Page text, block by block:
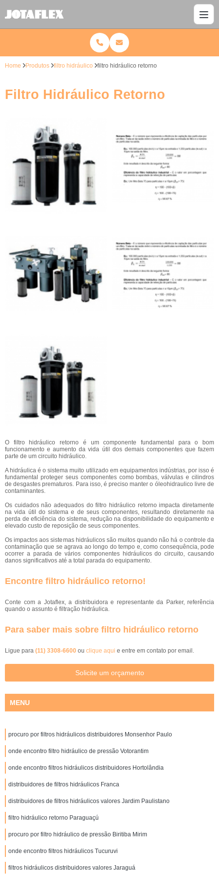
Home Produtos filtro hidráulico filtro hidráulico retorno
Filtro Hidráulico Retorno
O filtro hidráulico retorno é um componente fundamental para o bom
funcionamento e aumento da vida útil dos demais componentes que fazem
parte de um circuito hidráulico.
A hidráulica é o sistema muito utilizado em equipamentos indústrias, por isso é
fundamental proteger seus componentes como bombas, válvulas e cilindros
de desgastes prematuros. Para isso, é preciso manter o óleohidraulico livre de
contaminantes.
Os cuidados não adequados do filtro hidráulico retorno impacta diretamente
na vida útil do sistema e de seus componentes, resultando diretamente na
perda de eficiência do sistema, redução na disponibilidade do equipamento e
elevado custo de reposição de seus componentes.
Os impactos aos sistemas hidráulicos são muitos quando não há o controle da
contaminação que se agrava ao longo do tempo e, como consequência, pode
ocorrer a parada de vários componentes hidráulicos do circuito, causando
danos significativos até a total parada do equipamento.
Encontre filtro hidráulico retorno!
Conte com a Jotaflex, a distribuidora e representante da Parker, referência
quando o assunto é filtração hidráulica.
Para saber mais sobre filtro hidráulico retorno
Ligue para (11) 3308-6600 ou clique aqui e entre em contato por email.
Solicite um orçamento
MENU
procuro por filtros hidráulicos distribuidores Monsenhor Paulo
onde encontro filtro hidráulico de pressão Votorantim
onde encontro filtros hidráulicos distribuidores Hortolândia
distribuidores de filtros hidráulicos Franca
distribuidores de filtros hidráulicos valores Jardim Paulistano
filtro hidráulico retorno Paraguaçú
procuro por filtro hidráulico de pressão Biritiba Mirim
onde encontro filtros hidráulicos Tucuruvi
filtros hidráulicos distribuidores valores Jaraguá